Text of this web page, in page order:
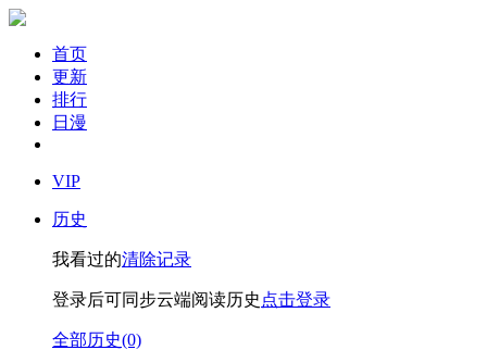
首页
更新
排行
日漫
VIP
历史
我看过的清除记录
登录后可同步云端阅读历史 点击登录
全部历史(0)